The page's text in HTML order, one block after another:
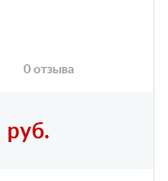
0 отзыва
руб.